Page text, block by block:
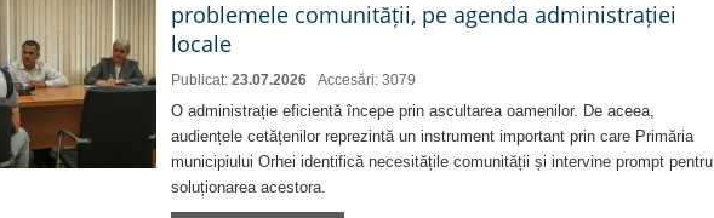
problemele comunității, pe agenda administrației
locale
Publicat: 23.07.2026 Accesări: 3079
O administrație eficientă începe prin ascultarea oamenilor. De aceea,
audiențele cetățenilor reprezintă un instrument important prin care Primăria
municipiului Orhei identifică necesitățile comunității și intervine prompt pentru
soluționarea acestora.